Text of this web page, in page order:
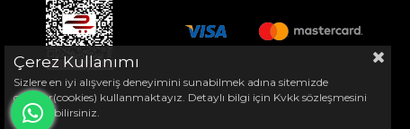
Çerez Kullanımı
Sizlere en iyi alışveriş deneyimini sunabilmek adına sitemizde
çerezler(cookies) kullanmaktayız. Detaylı bilgi için Kvkk sözleşmesini
inceleyebilirsiniz.